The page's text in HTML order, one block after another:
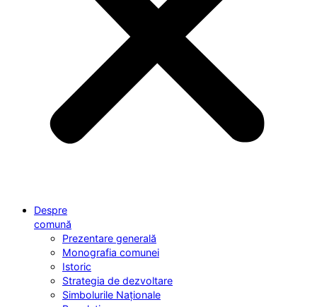
Despre
comună
Prezentare generală
Monografia comunei
Istoric
Strategia de dezvoltare
Simbolurile Naționale